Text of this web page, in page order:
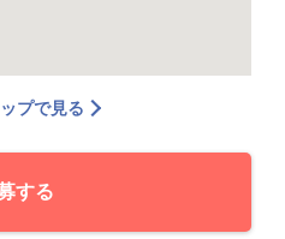
プで見る
する